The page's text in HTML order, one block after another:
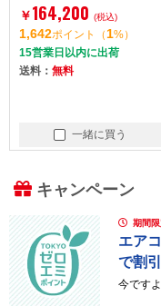
乾
%）
乾燥3.5kg) 左開
￥168,000
1,680 ポイント
在庫有り
送料：
一緒に買
キャンペーン
期間
エア
で割
今です